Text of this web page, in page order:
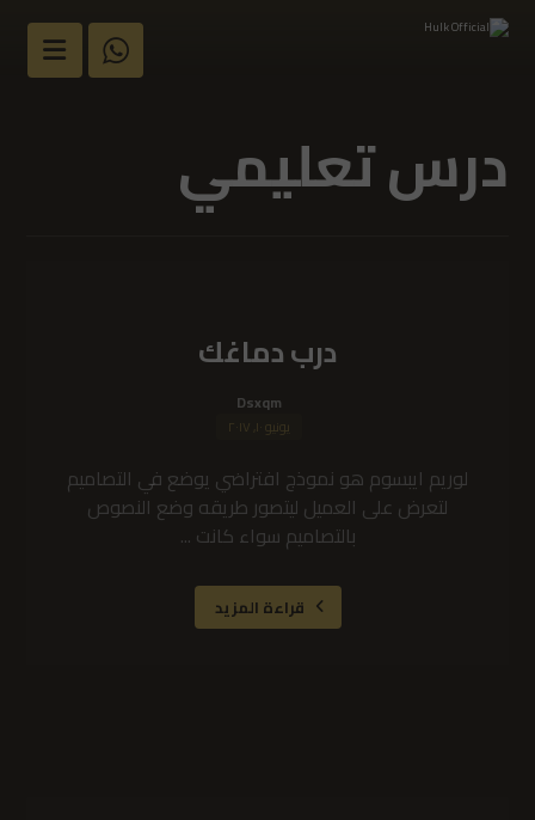
درس تعليمي
درب دماغك
Dsxqm
يونيو ١٠, ٢٠١٧
لوريم ايبسوم هو نموذج افتراضي يوضع في التصاميم
لتعرض على العميل ليتصور طريقه وضع النصوص
بالتصاميم سواء كانت ...
قراءة المزيد